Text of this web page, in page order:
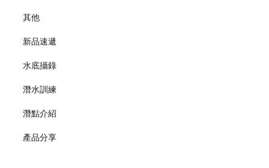
其他
新品速遞
水底攝錄
潛水訓練
潛點介紹
產品分享